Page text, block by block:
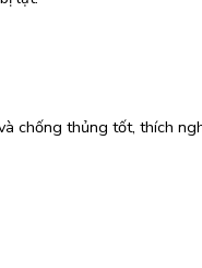
thủng tốt, thích